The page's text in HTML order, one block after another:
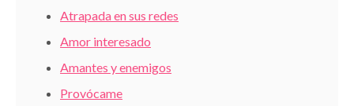
Atrapada en sus redes
Amor interesado
Amantes y enemigos
Provócame